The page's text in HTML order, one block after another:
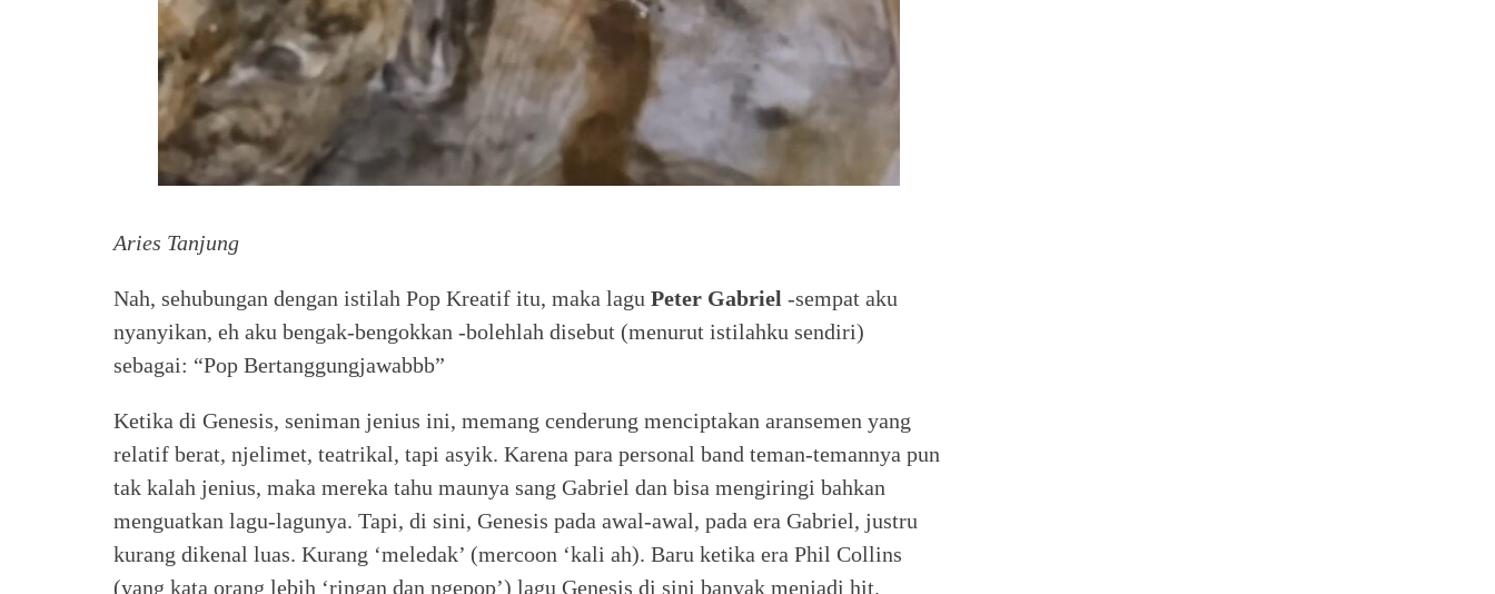
Aries Tanjung
Nah, sehubungan dengan istilah Pop Kreatif itu, maka lagu Peter Gabriel -sempat aku
nyanyikan, eh aku bengak-bengokkan -bolehlah disebut (menurut istilahku sendiri)
sebagai: “Pop Bertanggungjawabbb”
Ketika di Genesis, seniman jenius ini, memang cenderung menciptakan aransemen yang
relatif berat, njelimet, teatrikal, tapi asyik. Karena para personal band teman-temannya pun
tak kalah jenius, maka mereka tahu maunya sang Gabriel dan bisa mengiringi bahkan
menguatkan lagu-lagunya. Tapi, di sini, Genesis pada awal-awal, pada era Gabriel, justru
kurang dikenal luas. Kurang ‘meledak’ (mercoon ‘kali ah). Baru ketika era Phil Collins
(yang kata orang lebih ‘ringan dan ngepop’) lagu Genesis di sini banyak menjadi hit.